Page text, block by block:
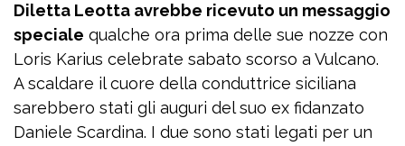
Diletta Leotta avrebbe ricevuto un messaggio
speciale qualche ora prima delle sue nozze con
Loris Karius celebrate sabato scorso a Vulcano.
A scaldare il cuore della conduttrice siciliana
sarebbero stati gli auguri del suo ex fidanzato
Daniele Scardina. I due sono stati legati per un